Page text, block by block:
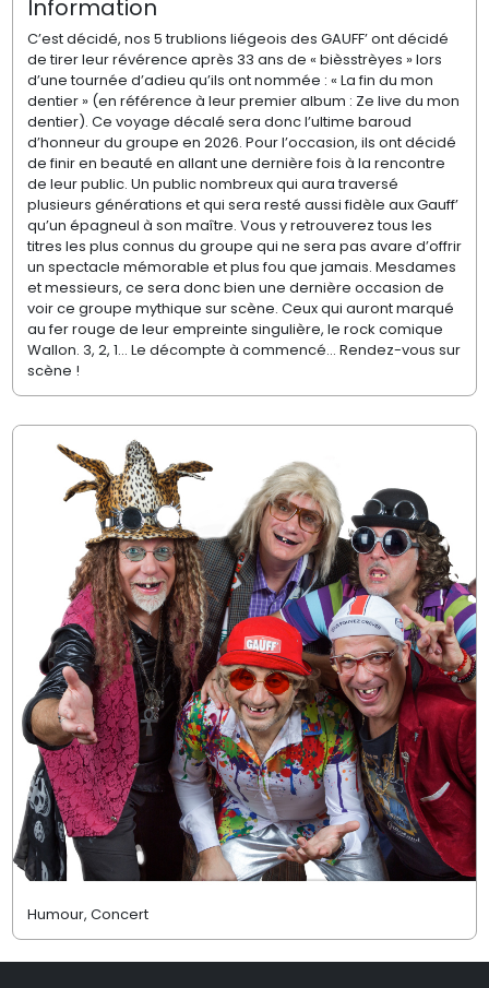
Information
C’est décidé, nos 5 trublions liégeois des GAUFF’ ont décidé
de tirer leur révérence après 33 ans de « bièsstrèyes » lors
d’une tournée d’adieu qu’ils ont nommée : « La fin du mon
dentier » (en référence à leur premier album : Ze live du mon
dentier). Ce voyage décalé sera donc l’ultime baroud
d’honneur du groupe en 2026. Pour l’occasion, ils ont décidé
de finir en beauté en allant une dernière fois à la rencontre
de leur public. Un public nombreux qui aura traversé
plusieurs générations et qui sera resté aussi fidèle aux Gauff’
qu’un épagneul à son maître. Vous y retrouverez tous les
titres les plus connus du groupe qui ne sera pas avare d’offrir
un spectacle mémorable et plus fou que jamais. Mesdames
et messieurs, ce sera donc bien une dernière occasion de
voir ce groupe mythique sur scène. Ceux qui auront marqué
au fer rouge de leur empreinte singulière, le rock comique
Wallon. 3, 2, 1… Le décompte à commencé… Rendez-vous sur
scène !
Humour, Concert